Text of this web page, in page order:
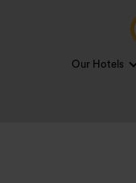
Our Hotels